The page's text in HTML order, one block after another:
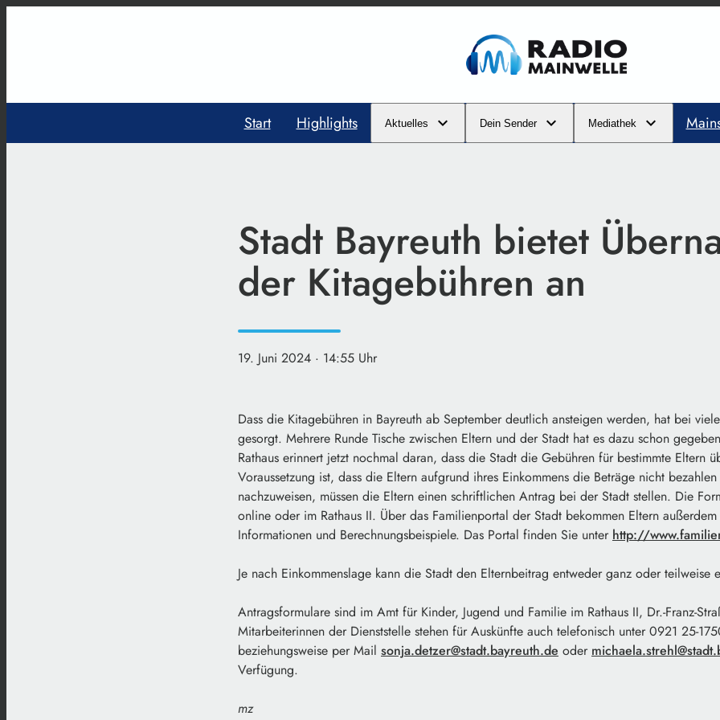
Start Highlights Aktuelles Dein Sender Mediathek
Stadt Bayreuth bietet
der Kitagebühren an
19. Juni 2024 · 14:55 Uhr
Dass die Kitagebühren in Bayreuth ab September deutlich ansteigen werden, hat bei
gesorgt. Mehrere Runde Tische zwischen Eltern und der Stadt hat es dazu schon
Rathaus erinnert jetzt nochmal daran, dass die Stadt die Gebühren für bestimmte Eltern
Voraussetzung ist, dass die Eltern aufgrund ihres Einkommens die Beträge nicht
nachzuweisen, müssen die Eltern einen schriftlichen Antrag bei der Stadt stellen. Die
online oder im Rathaus II. Über das Familienportal der Stadt bekommen Eltern
Informationen und Berechnungsbeispiele. Das Portal finden Sie unter http://
Je nach Einkommenslage kann die Stadt den Elternbeitrag entweder ganz oder teilweise
Antragsformulare sind im Amt für Kinder, Jugend und Familie im Rathaus II, Dr.-Franz-
Mitarbeiterinnen der Dienststelle stehen für Auskünfte auch telefonisch unter 0921 25-
beziehungsweise per Mail sonja.detzer@stadt.bayreuth.de oder
Verfügung.
mz